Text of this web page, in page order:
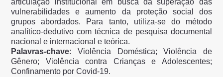
articulação institucional em busca da superação das
vulnerabilidades e aumento da proteção social dos
grupos abordados. Para tanto, utiliza-se do método
analítico-dedutivo com técnica de pesquisa documental
nacional e internacional e teórica.
Palavras-chave: Violência Doméstica; Violência de
Gênero; Violência contra Crianças e Adolescentes;
Confinamento por Covid-19.